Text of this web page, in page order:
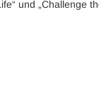
und „Challenge